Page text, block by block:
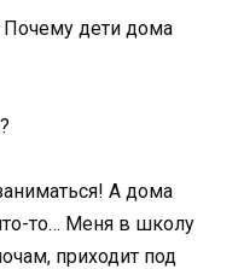
Почему дети дома
А дома
то… Меня в школу
приходит под